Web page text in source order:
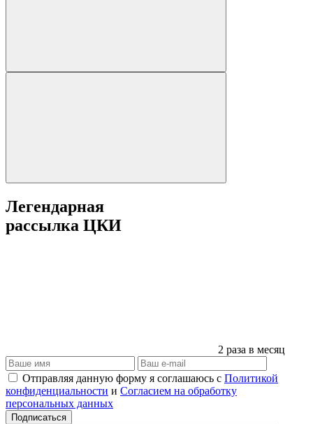
Легендарная
рассылка ЦКИ
2 раза в месяц
Отправляя данную форму я соглашаюсь с Политикой
конфиденциальности и Согласием на обработку
персональных данных
Подписаться